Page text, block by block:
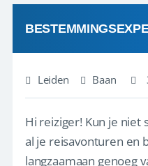
Geen dag is hetzelfde,
Leiden Baan
Hi reiziger! Kun je
al je reisavonturen en
langzaamaan genoeg